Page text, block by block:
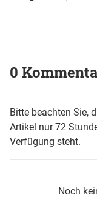
0
Bitte beachten Sie,
Artikel nur 72
Verfügung steht.
Noch